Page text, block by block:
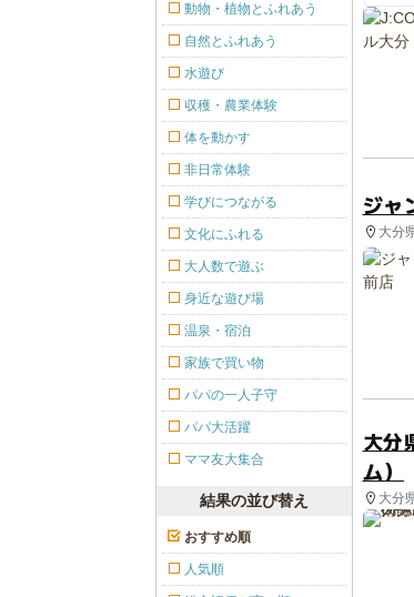
ジャ
大分
大分
ム）
大分
動物・植物とふれあう
自然とふれあう
水遊び
収穫・農業体験
体を動かす
非日常体験
学びにつながる
文化にふれる
大人数で遊ぶ
身近な遊び場
温泉・宿泊
家族で買い物
パパの一人子守
パパ大活躍
ママ友大集合
結果の並び替え
おすすめ順
人気順